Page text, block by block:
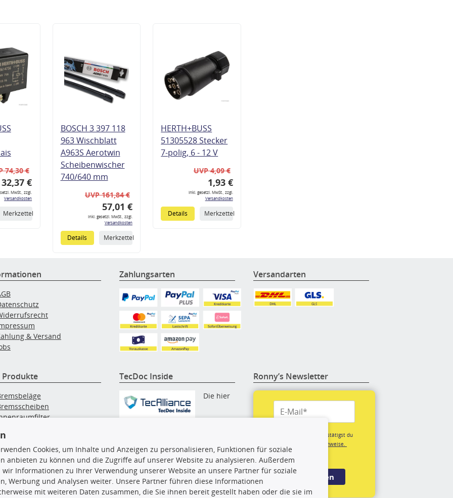
74,30 €
32,37 €
MwSt., zzgl.
Versandkosten
Merkzettel
BOSCH 3 397 118
963 Wischblatt
A963S Aerotwin
Scheibenwischer
740/640 mm
UVP 161,84 €
57,01 €
inkl. gesetzl. MwSt., zzgl.
Versandkosten
Details Merkzettel
HERTH+BUSS
51305528 Stecker
7-polig, 6 - 12 V
UVP 4,09 €
1,93 €
inkl. gesetzl. MwSt., zzgl.
Versandkosten
Details Merkzettel
& Versand
Zahlungsarten Versandarten
Produkte TecDoc Inside
Die hier
unterlassen, die Daten oder die
gesamte Datenbank ohne vorherige
Zustimmung TecDocs zu
vervielfältigen, zu verbreiten
Ronny’s Newsletter
Mit der Anmeldung bestätigst du
Datenschutzhinweise.
(*Pflichtfeld)
Anmelden
Cookies, um Inhalte und Anzeigen zu personalisieren, Funktionen für soziale
anbieten zu können und die Zugriffe auf unserer Website zu analysieren. Außerdem
wir Informationen zu Ihrer Verwendung unserer Website an unsere Partner für soziale
Werbung und Analysen weiter. Unsere Partner führen diese Informationen
mit weiteren Daten zusammen, die Sie ihnen bereit gestellt haben oder die sie im